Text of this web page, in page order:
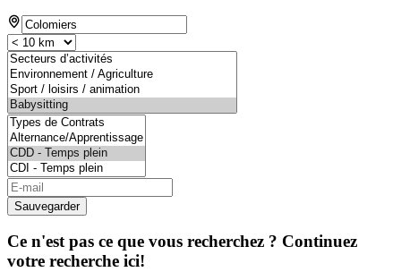
Sauvegarder
Ce n'est pas ce que vous recherchez ? Continuez
votre recherche ici!